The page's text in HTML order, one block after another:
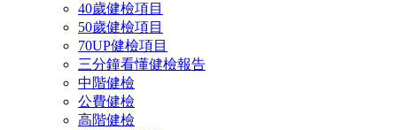
40歲健檢項目
50歲健檢項目
70UP健檢項目
三分鐘看懂健檢報告
中階健檢
公費健檢
高階健檢